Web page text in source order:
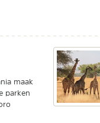
maak
parken